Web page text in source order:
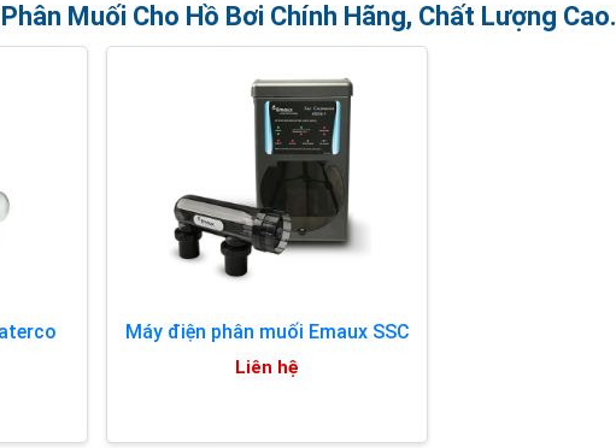
Muối Cho Hồ Bơi Chính Hãng, Chất Lượng Cao.
Máy điện phân muối Emaux SSC
Liên hệ